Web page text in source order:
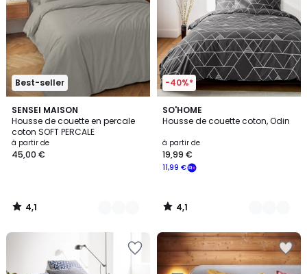
Best-seller
SENSEI MAISON
Housse de couette en percale
coton SOFT PERCALE
à partir de
45,00 €
4,1
/ 5
24
Couleurs
4,1
/
-40%*
SO'HOME
Housse de couette coton, Odin
à partir de
11,99 €
19,99 €
4,1
/ 5
2
Couleurs
4,1
/